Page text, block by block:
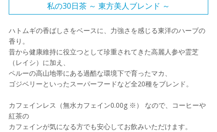
私の30日茶 ～ 東方美人ブレンド ～
ハトムギの香ばしさをベースに、力強さを感じる東洋のハーブの
香り。
昔から健康維持に役立つとして珍重されてきた高麗人参や霊芝
（レイシ）に加え、
ペルーの高山地帯にある過酷な環境下で育ったマカ、
ゴジベリーといったスーパーフードなど全20種をブレンド。
カフェインレス（無水カフェイン0.00g ※） なので、コーヒーや
紅茶の
カフェインが気になる方でも安心してお飲みいただけます。